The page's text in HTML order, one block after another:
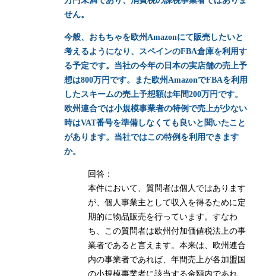
せん。
今般、おもちゃを欧州Amazonにて販売したいと
考えるようになり、スペインのFBA倉庫を利用す
る予定です。当社の今年の日本の実店舗の売上予
想は800万円です。また欧州AmazonでFBAを利用
したスキームの売上予想額は年間200万円です。
欧州連合では小規模事業者の特例で売上が少ない
時はVAT番号を準備しなくても良いと聞いたこと
があります。当社ではこの特例を利用できます
か。
回答：
本件において、質問者は個人ではあります
が、個人事業主として収入を得るために定
期的に物品販売を行っています。すなわ
ち、この質問者は欧州付加価値税法上の事
業者であると言えます。本来は、欧州連合
内の事業者であれば、年間売上が各加盟国
の小規模事業者に該当する金額内であれ